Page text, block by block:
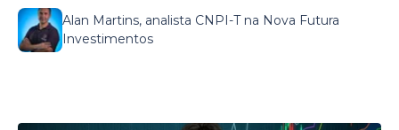
Alan Martins, analista CNPI-T na Nova Futura
Investimentos